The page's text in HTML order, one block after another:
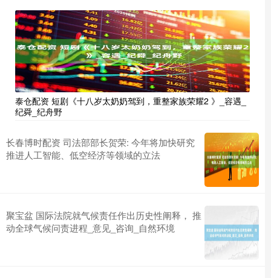
泰仓配资 短剧《十八岁太奶奶驾到，重整家族荣耀2 》_容遇_
纪舜_纪舟野
长春博时配资 司法部部长贺荣: 今年将加快研究
推进人工智能、低空经济等领域的立法
聚宝盆 国际法院就气候责任作出历史性阐释， 推
动全球气候问责进程_意见_咨询_自然环境